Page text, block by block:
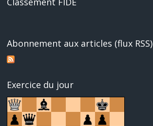
Abonnement aux articles (flux RSS)
Exercice du jour